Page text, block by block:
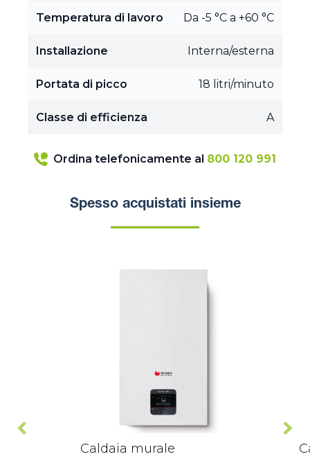
Temperatura di lavoro Da -5 °C a +60 °C
Installazione Interna/esterna
Portata di picco 18 litri/minuto
Classe di efficienza A
Ordina telefonicamente al 800 120 991
Spesso acquistati insieme
Caldaia murale